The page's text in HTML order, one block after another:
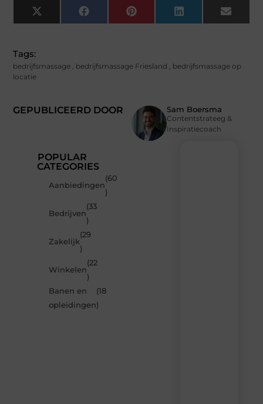
X
(Twitter)
Facebook Pinterest LinkedIn Email
GEPUBLICEERD DOOR Sam Boersma
Contentstrateeg &
Inspiratiecoach
Tags:
bedrijfsmassage , bedrijfsmassage Friesland , bedrijfsmassage op
locatie
POPULAR
CATEGORIES
Aanbiedingen
(60
)
Bedrijven
(33
)
Zakelijk
(29
)
Winkelen
(22
)
Banen en
opleidingen
(18
)